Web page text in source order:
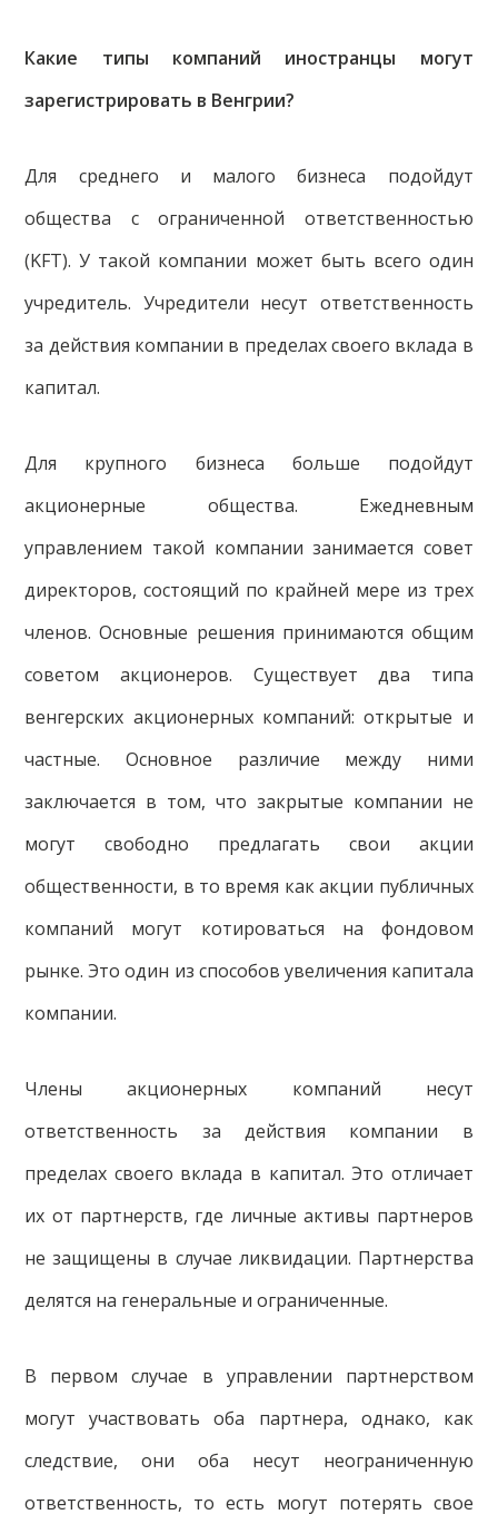
Какие типы компаний иностранцы могут
зарегистрировать в Венгрии?
Для среднего и малого бизнеса подойдут
общества с ограниченной ответственностью
(KFT). У такой компании может быть всего один
учредитель. Учредители несут ответственность
за действия компании в пределах своего вклада в
капитал.
Для крупного бизнеса больше подойдут
акционерные общества. Ежедневным
управлением такой компании занимается совет
директоров, состоящий по крайней мере из трех
членов. Основные решения принимаются общим
советом акционеров. Существует два типа
венгерских акционерных компаний: открытые и
частные. Основное различие между ними
заключается в том, что закрытые компании не
могут свободно предлагать свои акции
общественности, в то время как акции публичных
компаний могут котироваться на фондовом
рынке. Это один из способов увеличения капитала
компании.
Члены акционерных компаний несут
ответственность за действия компании в
пределах своего вклада в капитал. Это отличает
их от партнерств, где личные активы партнеров
не защищены в случае ликвидации. Партнерства
делятся на генеральные и ограниченные.
В первом случае в управлении партнерством
могут участвовать оба партнера, однако, как
следствие, они оба несут неограниченную
ответственность, то есть могут потерять свое